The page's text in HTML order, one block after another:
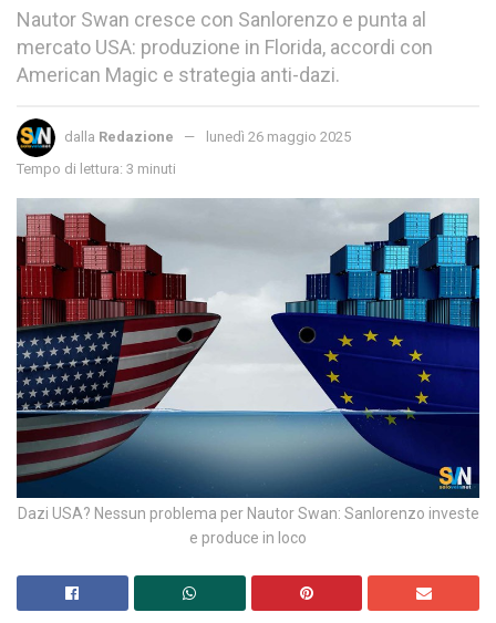
Nautor Swan cresce con Sanlorenzo e punta al
mercato USA: produzione in Florida, accordi con
American Magic e strategia anti-dazi.
dalla Redazione
lunedì 26 maggio 2025
Tempo di lettura: 3 minuti
Dazi USA? Nessun problema per Nautor Swan: Sanlorenzo investe
e produce in loco